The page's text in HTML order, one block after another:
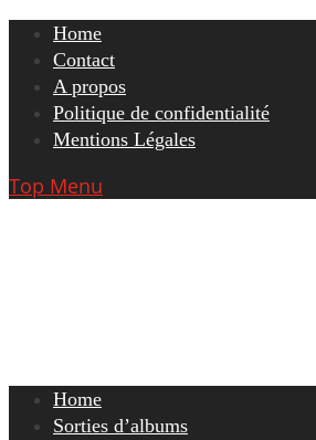
Skip
content
Home
Contact
A propos
Politique de confidentialité
Mentions Légales
Top Menu
Home
Sorties d’albums